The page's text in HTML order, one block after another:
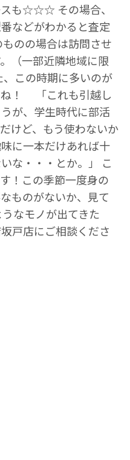
も☆☆☆ その場合、
などがわかると査定
のの場合は訪問させ
（一部近隣地域に限
この時期に多いのが
ね！ 「これも引越し
が、学生時代に部活
けど、もう使わないか
に一本だけあれば十
な・・・とか。」 こ
！この季節一度身の
ものがないか、見て
なモノが出てきた
戸店にご相談くださ